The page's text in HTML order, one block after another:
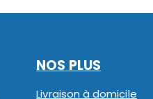
NOS PLUS
Livraison à domicile